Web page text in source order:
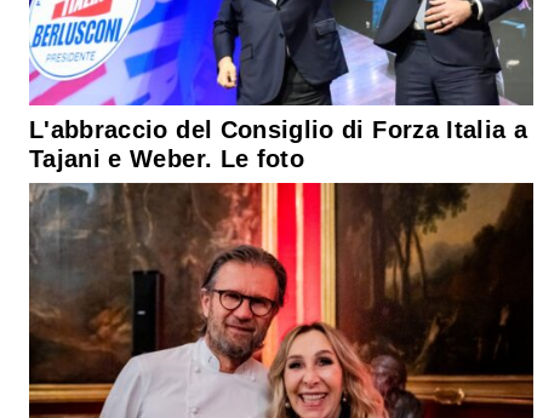
L'abbraccio del Consiglio di Forza Italia a
Tajani e Weber. Le foto